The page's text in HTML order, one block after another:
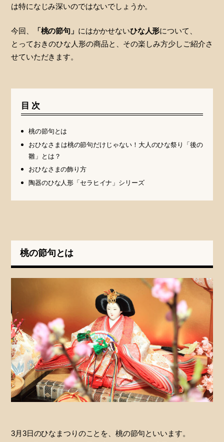
は特になじみ深いのではないでしょうか。
今回、 「桃の節句」 にはかかせないひな人形について、
とっておきのひな人形の商品と、その楽しみ方少しご紹介さ
せていただきます。
目次
桃の節句とは
おひなさまは桃の節句だけじゃない！大人のひな祭り「後の
雛」とは？
おひなさまの飾り方
陶器のひな人形「セラヒイナ」シリーズ
桃の節句とは
3月3日のひなまつりのことを、桃の節句といいます。